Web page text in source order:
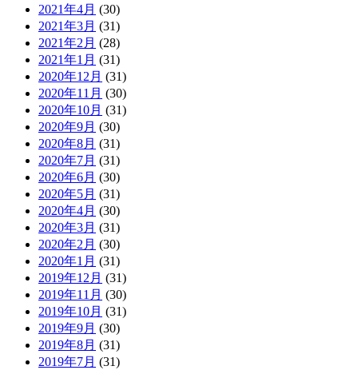
2021年4月 (30)
2021年3月 (31)
2021年2月 (28)
2021年1月 (31)
2020年12月 (31)
2020年11月 (30)
2020年10月 (31)
2020年9月 (30)
2020年8月 (31)
2020年7月 (31)
2020年6月 (30)
2020年5月 (31)
2020年4月 (30)
2020年3月 (31)
2020年2月 (30)
2020年1月 (31)
2019年12月 (31)
2019年11月 (30)
2019年10月 (31)
2019年9月 (30)
2019年8月 (31)
2019年7月 (31)